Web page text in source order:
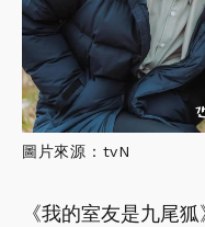
圖片來源：tvN
《我的室友是九尾